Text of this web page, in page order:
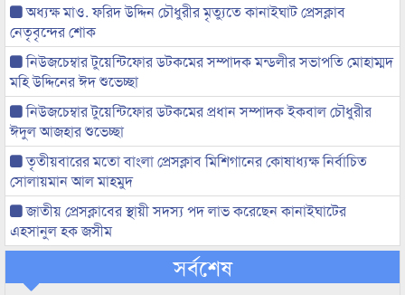
অধ্যক্ষ মাও. ফরিদ উদ্দিন চৌধুরীর মৃত্যুতে কানাইঘাট প্রেসক্লাব
নেতৃবৃন্দের শোক
নিউজচেম্বার টুয়েন্টিফোর ডটকমের সম্পাদক মন্ডলীর সভাপতি মোহাম্মদ
মহি উদ্দিনের ঈদ শুভেচ্ছা
নিউজচেম্বার টুয়েন্টিফোর ডটকমের প্রধান সম্পাদক ইকবাল চৌধুরীর
ঈদুল আজহার শুভেচ্ছা
তৃতীয়বারের মতো বাংলা প্রেসক্লাব মিশিগানের কোষাধ্যক্ষ নির্বাচিত
সোলায়মান আল মাহমুদ
জাতীয় প্রেসক্লাবের স্থায়ী সদস্য পদ লাভ করেছেন কানাইঘাটের
এহসানুল হক জসীম
সর্বশেষ